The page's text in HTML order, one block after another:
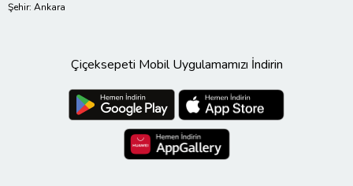
Şehir: Ankara
Çiçeksepeti Mobil Uygulamamızı İndirin